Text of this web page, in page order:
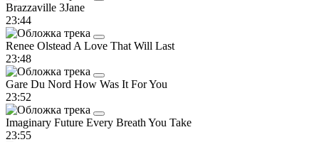
Brazzaville 3Jane
23:44
Renee Olstead A Love That Will Last
23:48
Gare Du Nord How Was It For You
23:52
Imaginary Future Every Breath You Take
23:55